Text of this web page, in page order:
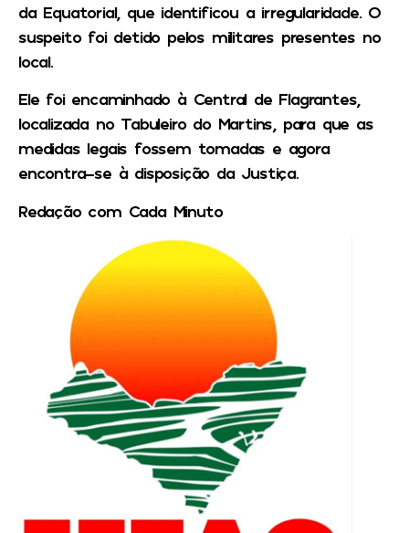
da Equatorial, que identificou a irregularidade. O
suspeito foi detido pelos militares presentes no
local.
Ele foi encaminhado à Central de Flagrantes,
localizada no Tabuleiro do Martins, para que as
medidas legais fossem tomadas e agora
encontra-se à disposição da Justiça.
Redação com Cada Minuto